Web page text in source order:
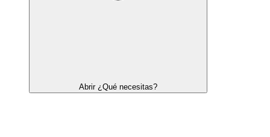
Abrir ¿Qué necesitas?